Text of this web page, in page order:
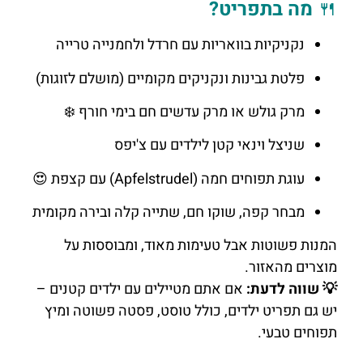
🍴 מה בתפריט?
נקניקיות בוואריות עם חרדל ולחמנייה טרייה
פלטת גבינות ונקניקים מקומיים (מושלם לזוגות)
מרק גולש או מרק עדשים חם בימי חורף ❄️
שניצל וינאי קטן לילדים עם צ'יפס
עוגת תפוחים חמה (Apfelstrudel) עם קצפת 😍
מבחר קפה, שוקו חם, שתייה קלה ובירה מקומית
המנות פשוטות אבל טעימות מאוד, ומבוססות על
מוצרים מהאזור.
💡 שווה לדעת: אם אתם מטיילים עם ילדים קטנים –
יש גם תפריט ילדים, כולל טוסט, פסטה פשוטה ומיץ
תפוחים טבעי.